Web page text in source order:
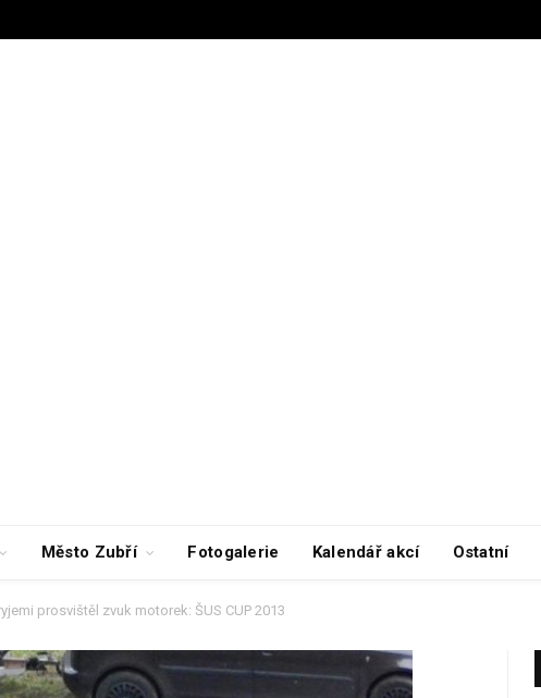
Město Zubří Fotogalerie Kalendář akcí Ostatní
prosvištěl zvuk motorek: ŠUS CUP 2013